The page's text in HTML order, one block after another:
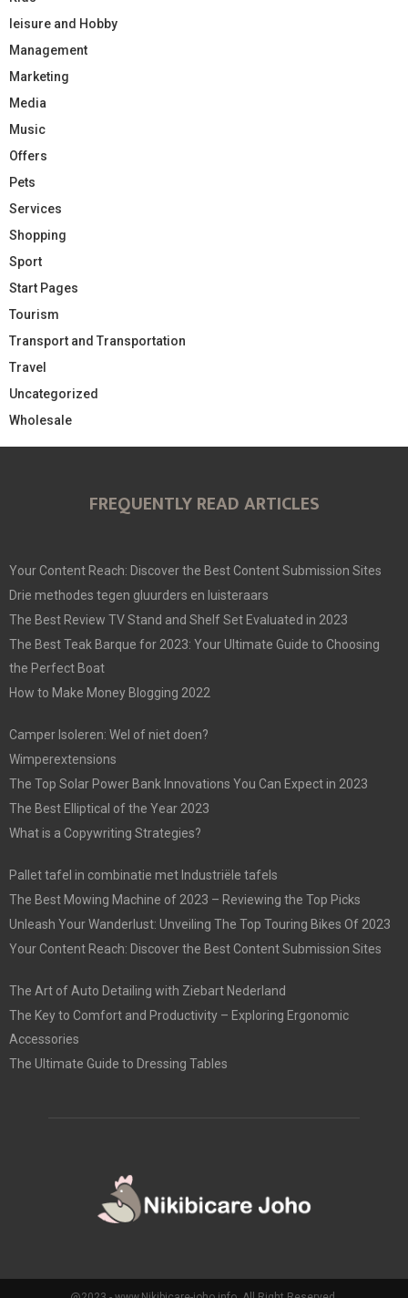
leisure and Hobby
Management
Marketing
Media
Music
Offers
Pets
Services
Shopping
Sport
Start Pages
Tourism
Transport and Transportation
Travel
Uncategorized
Wholesale
FREQUENTLY READ ARTICLES
Your Content Reach: Discover the Best Content Submission Sites
Drie methodes tegen gluurders en luisteraars
The Best Review TV Stand and Shelf Set Evaluated in 2023
The Best Teak Barque for 2023: Your Ultimate Guide to Choosing
the Perfect Boat
How to Make Money Blogging 2022
Camper Isoleren: Wel of niet doen?
Wimperextensions
The Top Solar Power Bank Innovations You Can Expect in 2023
The Best Elliptical of the Year 2023
What is a Copywriting Strategies?
Pallet tafel in combinatie met Industriële tafels
The Best Mowing Machine of 2023 – Reviewing the Top Picks
Unleash Your Wanderlust: Unveiling The Top Touring Bikes Of 2023
Your Content Reach: Discover the Best Content Submission Sites
The Art of Auto Detailing with Ziebart Nederland
The Key to Comfort and Productivity – Exploring Ergonomic
Accessories
The Ultimate Guide to Dressing Tables